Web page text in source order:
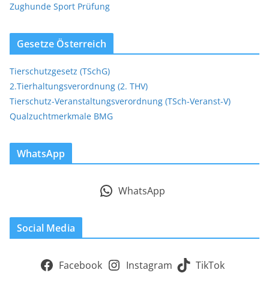
Zughunde Sport Prüfung
Gesetze Österreich
Tierschutzgesetz (TSchG)
2.Tierhaltungsverordnung (2. THV)
Tierschutz-Veranstaltungsverordnung (TSch-Veranst-V)
Qualzuchtmerkmale BMG
WhatsApp
WhatsApp
Social Media
Facebook Instagram TikTok